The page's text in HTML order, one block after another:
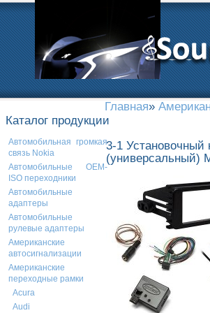
Каталог продукции
Автомобильная громкая
связь Nokia
Автомобильные OEM-
ISO переходники
Автомобильные
адаптеры
Автомобильные
рулевые адаптеры
Американские
автосигнализации
Американские
переходные рамки
Acura
Audi
Главная»
3-1 Установочный
(универсальный)